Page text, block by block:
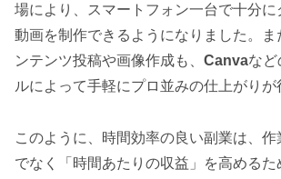
場により、スマートフォン一台で十分に
動画を制作できるようになりました。ま
ンテンツ投稿や画像作成も、 Canvaなど
ルによって手軽にプロ並みの仕上がりが
このように、時間効率の良い副業は、
でなく「時間あたりの収益」を高める